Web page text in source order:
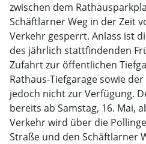
zwischen dem
Schäftlarner Weg in der Zeit
Verkehr gesperrt. Anlass ist
des jährlich stattfindenden
Zufahrt zur öffentlichen
Rathaus-Tiefgarage sowie
jedoch nicht zur Verfügung.
bereits ab Samstag, 16. Mai,
Verkehr wird über die
Straße und den Schäftlarner